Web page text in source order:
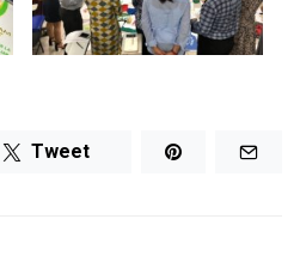
Tweet